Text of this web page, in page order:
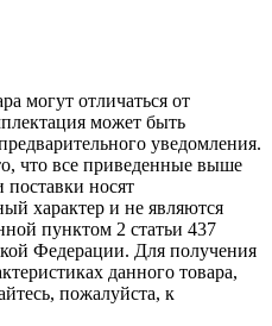
могут отличаться от
может быть
уведомления.
что все приведенные выше
поставки носят
характер и не являются
пунктом 2 статьи 437
Федерации. Для получения
данного товара,
пожалуйста, к